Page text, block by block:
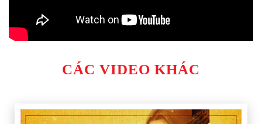
CÁC VIDEO KHÁC